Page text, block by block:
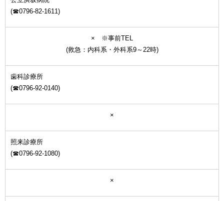
(☎0796-82-1611)
× ※事前TEL
(救急：内科系・外科系9～22時)
歯科診療所
(☎0796-92-0140)
×
照来診療所
(☎0796-92-1080)
×